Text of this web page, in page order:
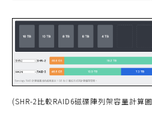
(SHR-2比較RAID6磁碟陣列架容量計算